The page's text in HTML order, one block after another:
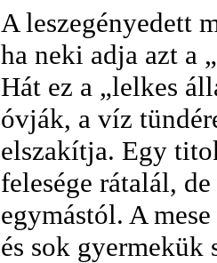
A leszegényedett
ha neki adja azt a
Hát ez a „lelkes
óvják, a víz
elszakítja. Egy
felesége rátalál,
egymástól. A
és sok gyermekük